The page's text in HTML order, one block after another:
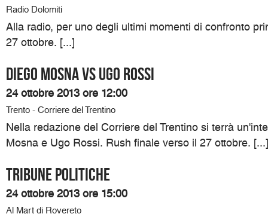
Radio Dolomiti
Alla radio, per uno degli ultimi momenti di confronto
27 ottobre. [...]
DIEGO MOSNA VS UGO ROSSI
24 ottobre 2013 ore 12:00
Trento - Corriere del Trentino
Nella redazione del Corriere del Trentino si terrà
Mosna e Ugo Rossi. Rush finale verso il 27 ottobre. [...]
TRIBUNE POLITICHE
24 ottobre 2013 ore 15:00
Al Mart di Rovereto